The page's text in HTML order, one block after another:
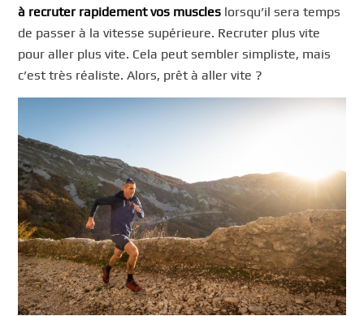
à recruter rapidement vos muscles lorsqu’il sera temps
de passer à la vitesse supérieure. Recruter plus vite
pour aller plus vite. Cela peut sembler simpliste, mais
c’est très réaliste. Alors, prêt à aller vite ?